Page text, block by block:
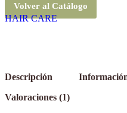
Volver al Catálogo
HAIR CARE
Descripción
Valoraciones (1)